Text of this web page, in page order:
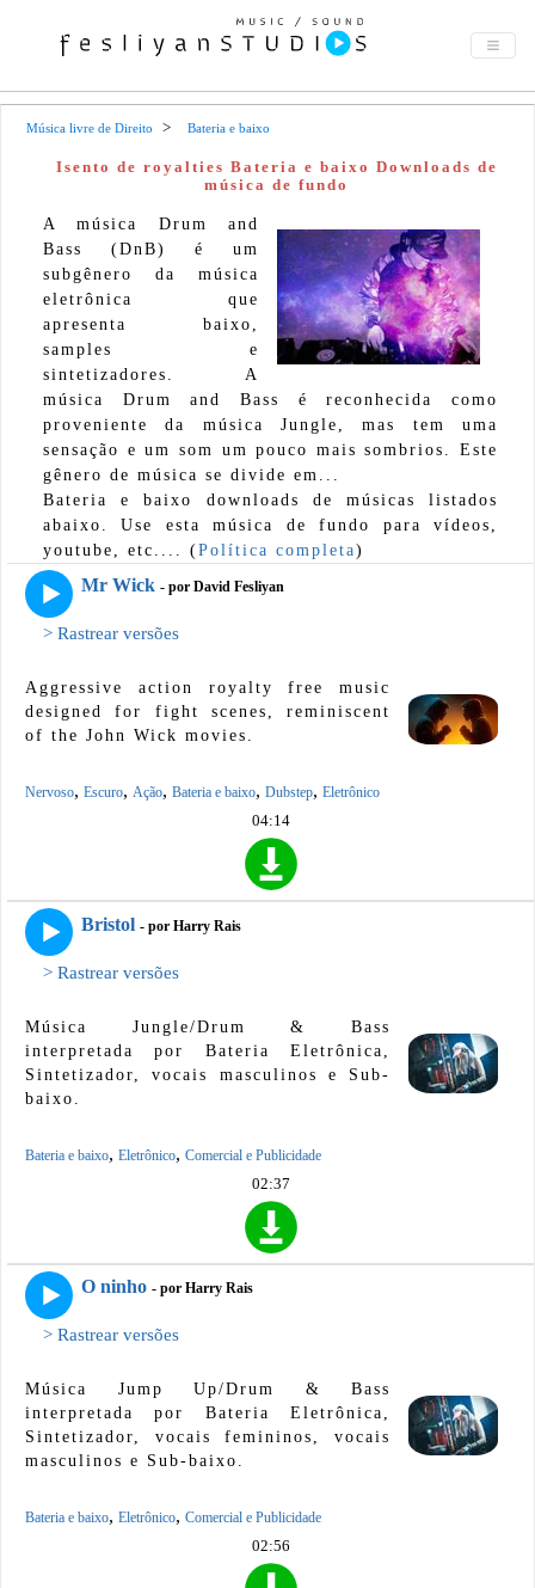
Música livre de Direito Bateria e baixo
Isento de royalties Bateria e baixo Downloads de
música de fundo
A música Drum and
Bass (DnB) é um
subgênero da música
eletrônica que
apresenta baixo,
samples e
sintetizadores. A
música Drum and Bass é reconhecida como
proveniente da música Jungle, mas tem uma
sensação e um som um pouco mais sombrios. Este
gênero de música se divide em...
Bateria e baixo downloads de músicas listados
abaixo. Use esta música de fundo para vídeos,
youtube, etc.... (Política completa)
Mr Wick - por David Fesliyan
> Rastrear versões
Aggressive action royalty free music
designed for fight scenes, reminiscent
of the John Wick movies.
Nervoso, Escuro, Ação, Bateria e baixo, Dubstep, Eletrônico
04:14
Bristol - por Harry Rais
> Rastrear versões
Música Jungle/Drum & Bass
interpretada por Bateria Eletrônica,
Sintetizador, vocais masculinos e Sub-
baixo.
Bateria e baixo, Eletrônico, Comercial e Publicidade
02:37
O ninho - por Harry Rais
> Rastrear versões
Música Jump Up/Drum & Bass
interpretada por Bateria Eletrônica,
Sintetizador, vocais femininos, vocais
masculinos e Sub-baixo.
Bateria e baixo, Eletrônico, Comercial e Publicidade
02:56